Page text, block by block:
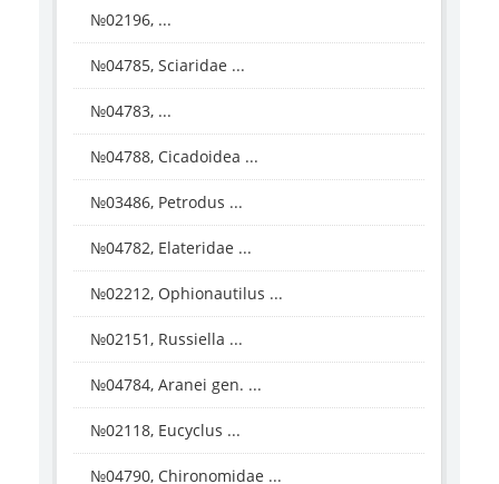
№02196, ...
№04785, Sciaridae ...
№04783, ...
№04788, Cicadoidea ...
№03486, Petrodus ...
№04782, Elateridae ...
№02212, Ophionautilus ...
№02151, Russiella ...
№04784, Aranei gen. ...
№02118, Eucyclus ...
№04790, Chironomidae ...